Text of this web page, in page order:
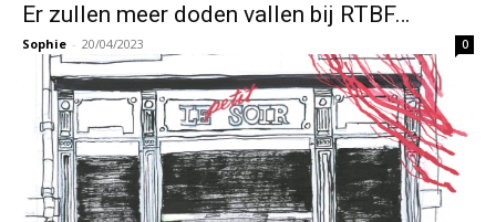
Er zullen meer doden vallen bij RTBF…
Sophie - 20/04/2023 0